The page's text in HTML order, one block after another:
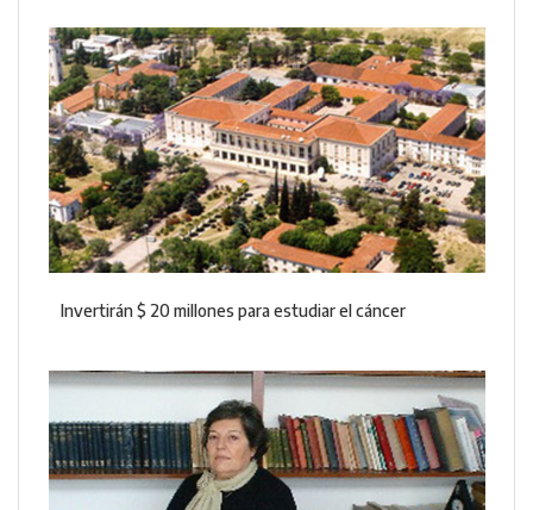
Invertirán $ 20 millones para estudiar el cáncer